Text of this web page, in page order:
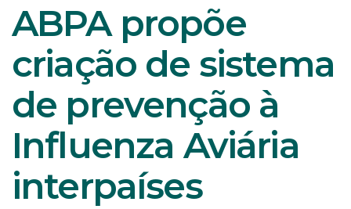
ABPA propõe
criação de sistema
de prevenção à
Influenza Aviária
interpaíses